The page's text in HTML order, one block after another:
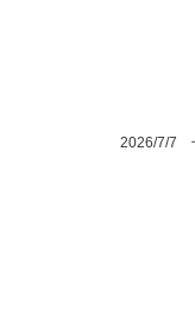
2026/7/7